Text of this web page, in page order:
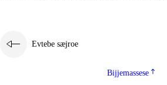
Evtebe sæjroe
Bijjemassese